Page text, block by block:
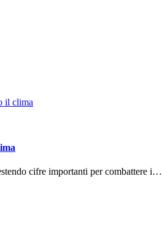
cifre importanti per combattere i…